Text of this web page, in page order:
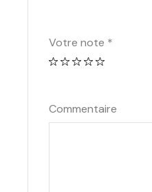
Votre note *
Commentaire